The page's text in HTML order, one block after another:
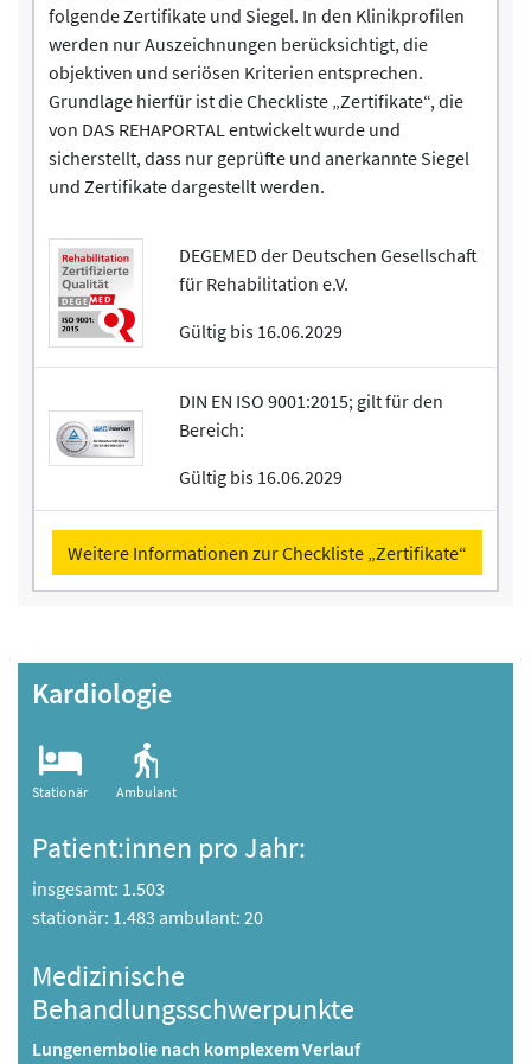
folgende Zertifikate und Siegel. In den Klinikprofilen
werden nur Auszeichnungen berücksichtigt, die
objektiven und seriösen Kriterien entsprechen.
Grundlage hierfür ist die Checkliste „Zertifikate“, die
von DAS REHAPORTAL entwickelt wurde und
sicherstellt, dass nur geprüfte und anerkannte Siegel
und Zertifikate dargestellt werden.
DEGEMED der Deutschen Gesellschaft
für Rehabilitation e.V.
Gültig bis 16.06.2029
DIN EN ISO 9001:2015; gilt für den
Bereich:
Gültig bis 16.06.2029
Weitere Informationen zur Checkliste „Zertifikate“
Kardiologie
Stationär Ambulant
Patient:innen pro Jahr:
insgesamt: 1.503
stationär: 1.483 ambulant: 20
Medizinische
Behandlungsschwerpunkte
Lungenembolie nach komplexem Verlauf